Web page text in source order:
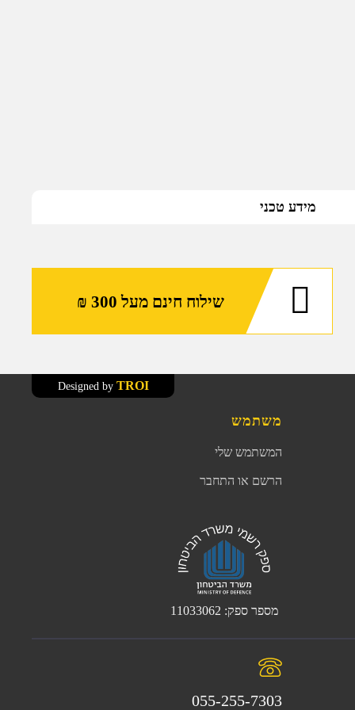
מידע טכני
שילוח חינם מעל 300 ₪
TROI
Designed by
משתמש
המשתמש שלי
הרשם או התחבר
מספר ספק: 11033062
055-255-7303